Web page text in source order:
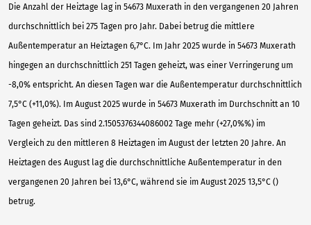
Die Anzahl der Heiztage lag in 54673 Muxerath in den vergangenen 20 Jahren
durchschnittlich bei 275 Tagen pro Jahr. Dabei betrug die mittlere
Außentemperatur an Heiztagen 6,7°C. Im Jahr 2025 wurde in 54673 Muxerath
hingegen an durchschnittlich 251 Tagen geheizt, was einer Verringerung um
-8,0% entspricht. An diesen Tagen war die Außentemperatur durchschnittlich
7,5°C (+11,0%). Im August 2025 wurde in 54673 Muxerath im Durchschnitt an 10
Tagen geheizt. Das sind 2.1505376344086002 Tage mehr (+27,0%%) im
Vergleich zu den mittleren 8 Heiztagen im August der letzten 20 Jahre. An
Heiztagen des August lag die durchschnittliche Außentemperatur in den
vergangenen 20 Jahren bei 13,6°C, während sie im August 2025 13,5°C ()
betrug.